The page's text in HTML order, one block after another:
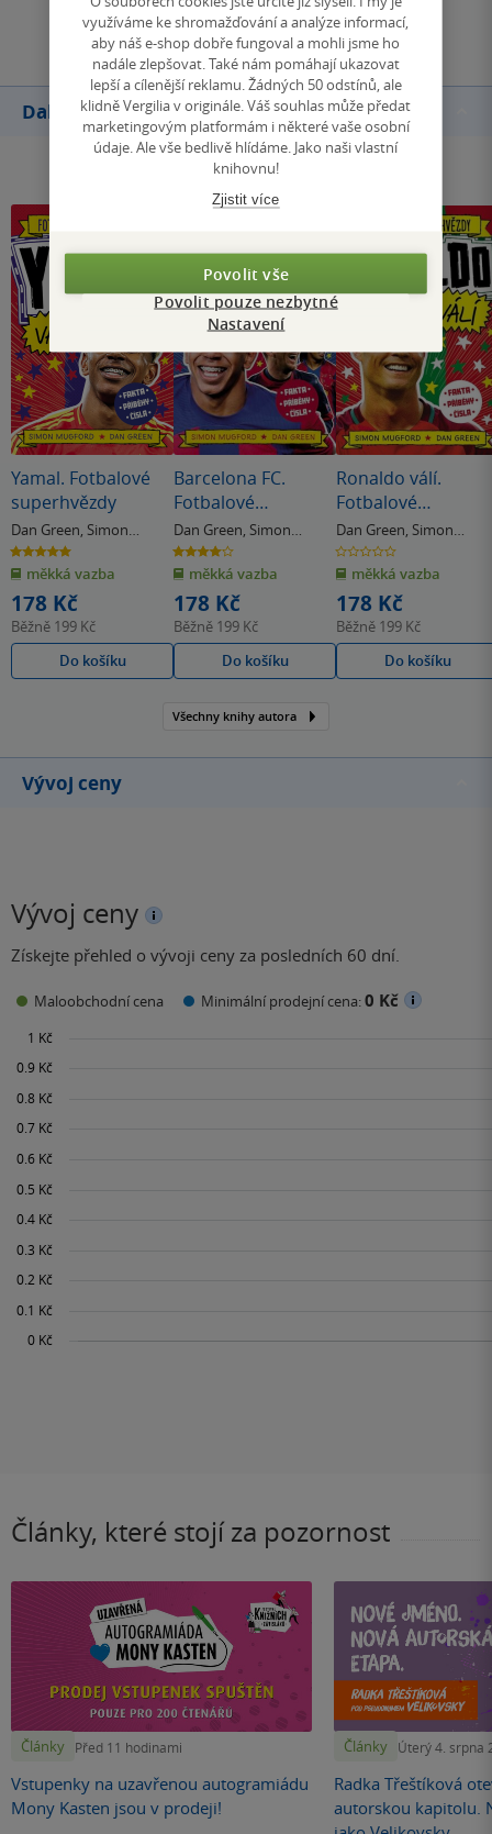
Přidat hodnocení
Další knihy autora
Yamal. Fotbalové
superhvězdy
Dan Green, Simon
Mugford
5.0
z
5
hvězdiček
měkká vazba
178 Kč
Běžně 199 Kč
Do košíku
Barcelona FC.
Fotbalové
superhvězdy
Dan Green, Simon
Mugford
4.0
z
5
hvězdiček
měkká vazba
178 Kč
Běžně 199 Kč
Do košíku
Ronaldo válí.
Fotbalové
superhvězdy
Dan Green, Simon
Mugford
0.0
z
5
hvězdiček
měkká vazba
178 Kč
Běžně 199 Kč
Do košíku
Všechny knihy autora
Vývoj ceny
Vývoj ceny
Získejte přehled o vývoji ceny za posledních 60 dní.
Maloobchodní cena Minimální prodejní cena:0 Kč
Články, které stojí za pozornost
Články Před 11 hodinami
Vstupenky na uzavřenou autogramiádu
Mony Kasten jsou v prodeji!
Články Úterý 4. srpna
Radka Třeštíková
autorskou kapitolu.
využíváme ke shromažďování a analýze informací,
aby náš e-shop dobře fungoval a mohli jsme ho
nadále zlepšovat. Také nám pomáhají ukazovat
lepší a cílenější reklamu. Žádných 50 odstínů, ale
klidně Vergilia v originále. Váš souhlas může předat
marketingovým platformám i některé vaše osobní
údaje. Ale vše bedlivě hlídáme. Jako naši vlastní
knihovnu!
Zjistit více
Povolit vše
Povolit pouze nezbytné
Nastavení